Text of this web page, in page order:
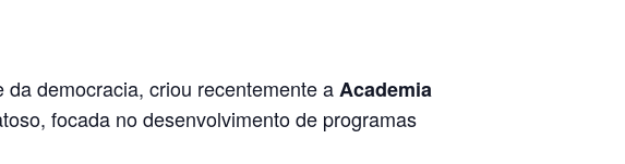
democracia, criou recentemente aAcademia
focada no desenvolvimento de programas